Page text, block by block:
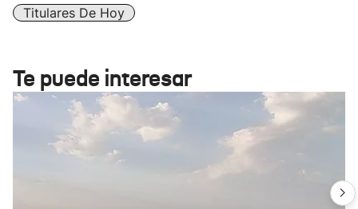
Titulares De Hoy
Te puede interesar